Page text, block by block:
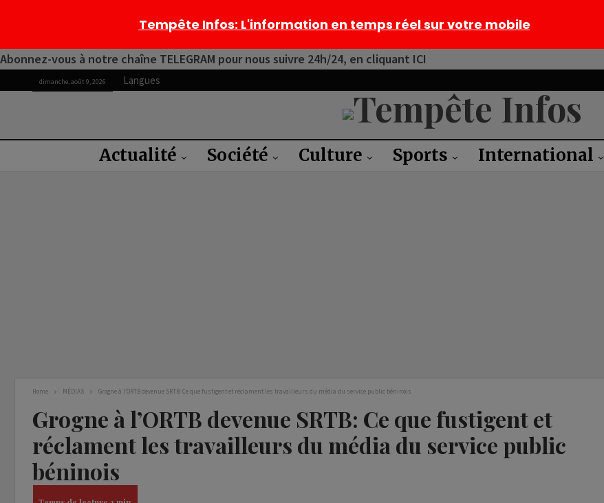
Abonnez-vous à notre chaîne TELEGRAM pour nous suivre 24h/24, en cliquant ICI
dimanche, août 9, 2026 Langues
Actualité Société Culture Sports International
Home MÉDIAS Grogne à l’ORTB devenue SRTB: Ce que fustigent et réclament les travailleurs du média du service public béninois
Grogne à l’ORTB devenue SRTB: Ce que fustigent et
réclament les travailleurs du média du service public
béninois
Tempête Infos: L'information en temps réel sur votre mobile